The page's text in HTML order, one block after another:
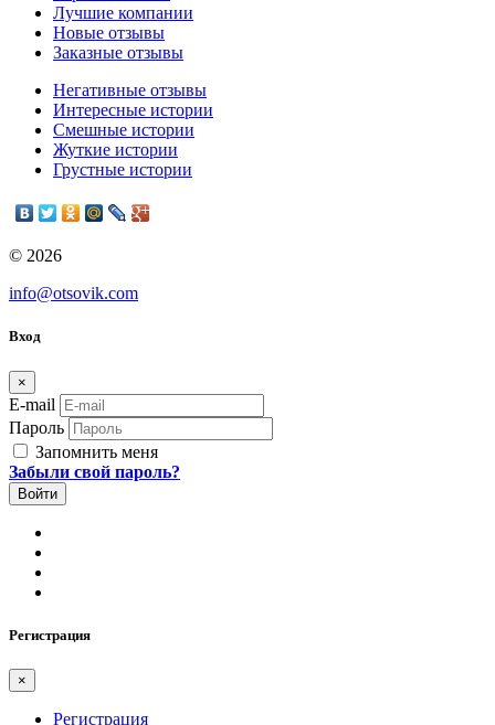
Лучшие компании
Новые отзывы
Заказные отзывы
Негативные отзывы
Интересные истории
Смешные истории
Жуткие истории
Грустные истории
© 2026
info@otsovik.com
Вход
×
E-mail
Пароль
Запомнить меня
Забыли свой пароль?
Регистрация
×
Регистрация